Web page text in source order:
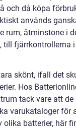
och då köpa
används
rum, åtminstone i
fjärrkontrollerna
skönt, ifall det
Hos
tack vare att
varukataloger för
batterier, här